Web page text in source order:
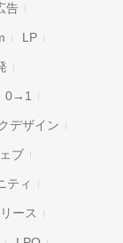
告
LP
0→1
デザイン
ブ
ティ
ース